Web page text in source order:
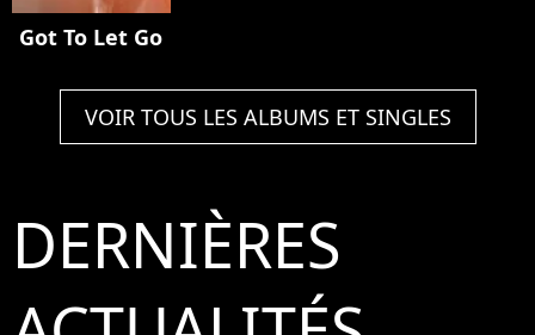
Got To Let Go
VOIR TOUS LES ALBUMS ET SINGLES
DERNIÈRES